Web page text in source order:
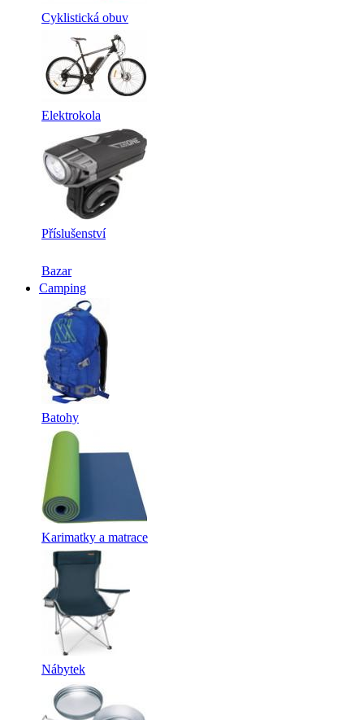
Cyklistická obuv
Elektrokola
Příslušenství
Bazar
Camping
Batohy
Karimatky a matrace
Nábytek